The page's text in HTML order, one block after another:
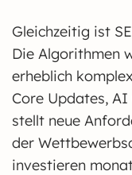
Gleichzeitig ist
Die Algorithmen
erheblich
Core Updates,
stellt neue
der
investieren